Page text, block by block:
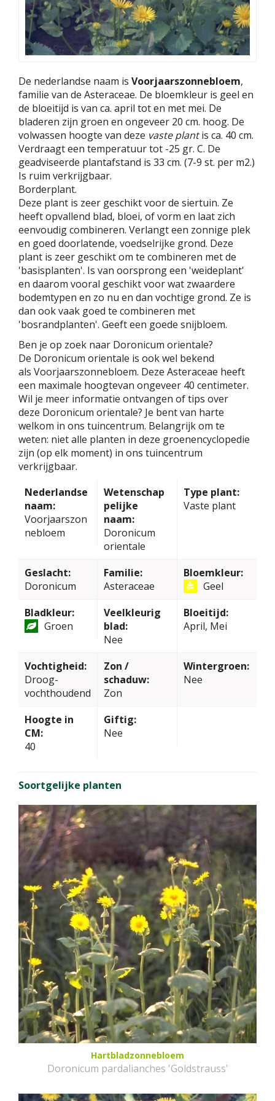
De nederlandse naam is Voorjaarszonnebloem,
familie van de Asteraceae. De bloemkleur is geel en
de bloeitijd is van ca. april tot en met mei. De
bladeren zijn groen en ongeveer 20 cm. hoog. De
volwassen hoogte van deze vaste plantis ca. 40 cm.
Verdraagt een temperatuur tot -25 gr. C. De
geadviseerde plantafstand is 33 cm. (7-9 st. per m2.)
Is ruim verkrijgbaar.
Borderplant.
Deze plant is zeer geschikt voor de siertuin. Ze
heeft opvallend blad, bloei, of vorm en laat zich
eenvoudig combineren. Verlangt een zonnige plek
en goed doorlatende, voedselrijke grond. Deze
plant is zeer geschikt om te combineren met de
'basisplanten'. Is van oorsprong een 'weideplant'
en daarom vooral geschikt voor wat zwaardere
bodemtypen en zo nu en dan vochtige grond. Ze is
dan ook vaak goed te combineren met
'bosrandplanten'. Geeft een goede snijbloem.
Ben je op zoek naar Doronicum orientale?
De Doronicum orientale is ook wel bekend
als Voorjaarszonnebloem. Deze Asteraceae heeft
een maximale hoogtevan ongeveer 40 centimeter.
Wil je meer informatie ontvangen of tips over
deze Doronicum orientale? Je bent van harte
welkom in ons tuincentrum. Belangrijk om te
weten: niet alle planten in deze groenencyclopedie
zijn (op elk moment) in ons tuincentrum
verkrijgbaar.
Nederlandse
naam:
Voorjaarszon
nebloem
Wetenschap
pelijke
naam:
Doronicum
orientale
Type plant:
Vaste plant
Geslacht:
Doronicum
Familie:
Asteraceae
Bloemkleur:
Geel
Bladkleur:
Groen
Veelkleurig
blad:
Nee
Bloeitijd:
April, Mei
Vochtigheid:
Droog-
vochthoudend
Zon /
schaduw:
Zon
Wintergroen:
Nee
Hoogte in
CM:
40
Giftig:
Nee
Soortgelijke planten
Hartbladzonnebloem
Doronicum pardalianches 'Goldstrauss'